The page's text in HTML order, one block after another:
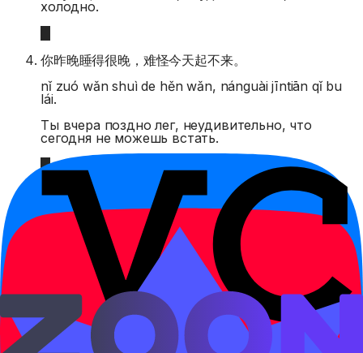
холодно.
你昨晚睡得很晚，难怪今天起不来。
nǐ zuó wǎn shuì de hěn wǎn, nánguài jīntiān qǐ bu
lái.
Ты вчера поздно лег, неудивительно, что
сегодня не можешь встать.
难怪他没来，原来他生病了。
nánguài tā méi lái, yuánlái tā shēngbìng le.
Неудивительно, что он не пришел:
оказывается, он заболел.
这条路很远，难怪要坐车。
zhè tiáo lù hěn yuǎn, nánguài yào zuò chē.